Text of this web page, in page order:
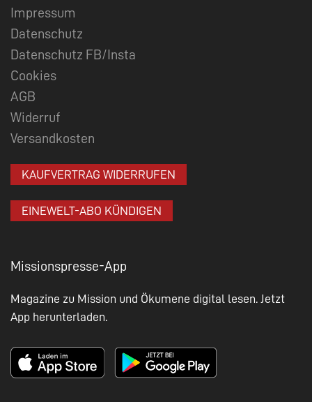
Impressum
Datenschutz
Datenschutz FB/Insta
Cookies
AGB
Widerruf
Versandkosten
KAUFVERTRAG WIDERRUFEN
EINEWELT-ABO KÜNDIGEN
Missionspresse-App
Magazine zu Mission und Ökumene digital lesen. Jetzt
App herunterladen.